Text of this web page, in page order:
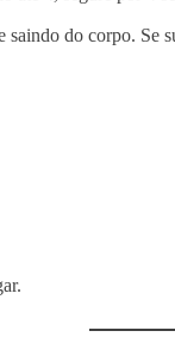
saindo do corpo. Se